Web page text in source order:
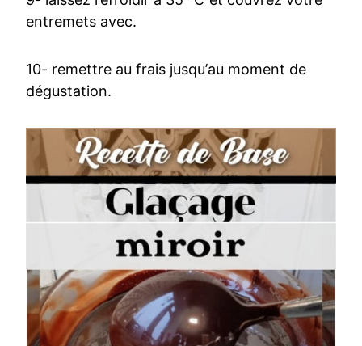
entremets avec.
10- remettre au frais jusqu’au moment de
dégustation.